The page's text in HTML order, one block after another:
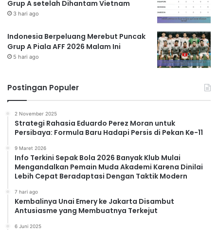
Grup A setelah Dihantam Vietnam
3 hari ago
Indonesia Berpeluang Merebut Puncak
Grup A Piala AFF 2026 Malam Ini
5 hari ago
Postingan Populer
2 November 2025
Strategi Rahasia Eduardo Perez Moran untuk
Persibaya: Formula Baru Hadapi Persis di Pekan Ke-11
9 Maret 2026
Info Terkini Sepak Bola 2026 Banyak Klub Mulai
Mengandalkan Pemain Muda Akademi Karena Dinilai
Lebih Cepat Beradaptasi Dengan Taktik Modern
7 hari ago
Kembalinya Unai Emery ke Jakarta Disambut
Antusiasme yang Membuatnya Terkejut
6 Juni 2025